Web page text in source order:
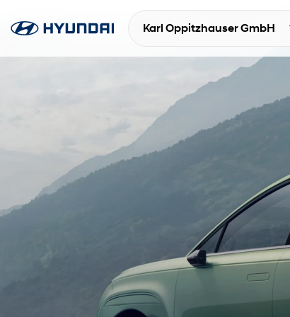
Karl Oppitzhauser GmbH